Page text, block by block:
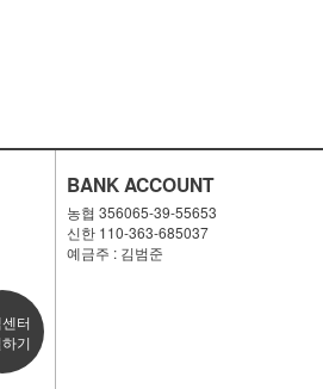
터
기
BANK ACCOUNT
농협 356065-39-55653
신한 110-363-685037
예금주 : 김범준